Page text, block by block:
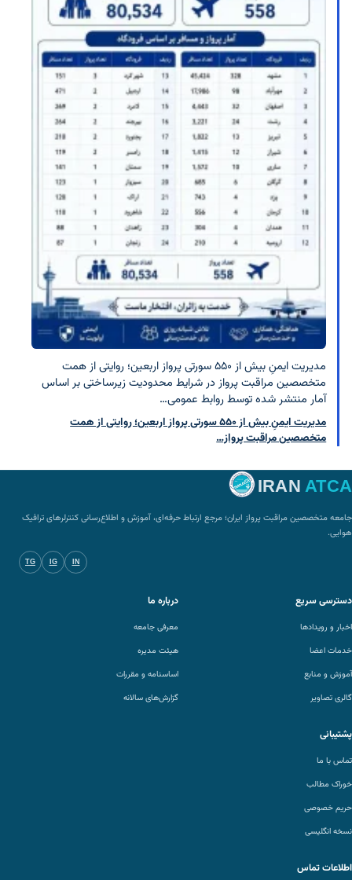
مدیریت ایمنِ بیش از ۵۵۰ سورتی پرواز اربعین؛ روایتی از همت
متخصصین مراقبت پرواز در شرایط محدودیت زیرساختی بر اساس
آمار منتشر شده توسط روابط عمومی…
مدیریت ایمنِ بیش از ۵۵۰ سورتی پرواز اربعین؛ روایتی از همت
متخصصین مراقبت پرواز…
IRAN ATCA
جامعه متخصصین مراقبت پرواز ایران؛ مرجع ارتباط حرفه‌ای، آموزش و اطلاع‌رسانی کنترلرهای ترافیک
هوایی.
TG IG IN
دسترسی سریع
اخبار و رویدادها
خدمات اعضا
آموزش و منابع
گالری تصاویر
درباره ما
معرفی جامعه
هیئت مدیره
اساسنامه و مقررات
گزارش‌های سالانه
پشتیبانی
تماس با ما
خوراک مطالب
حریم خصوصی
نسخه انگلیسی
اطلاعات تماس